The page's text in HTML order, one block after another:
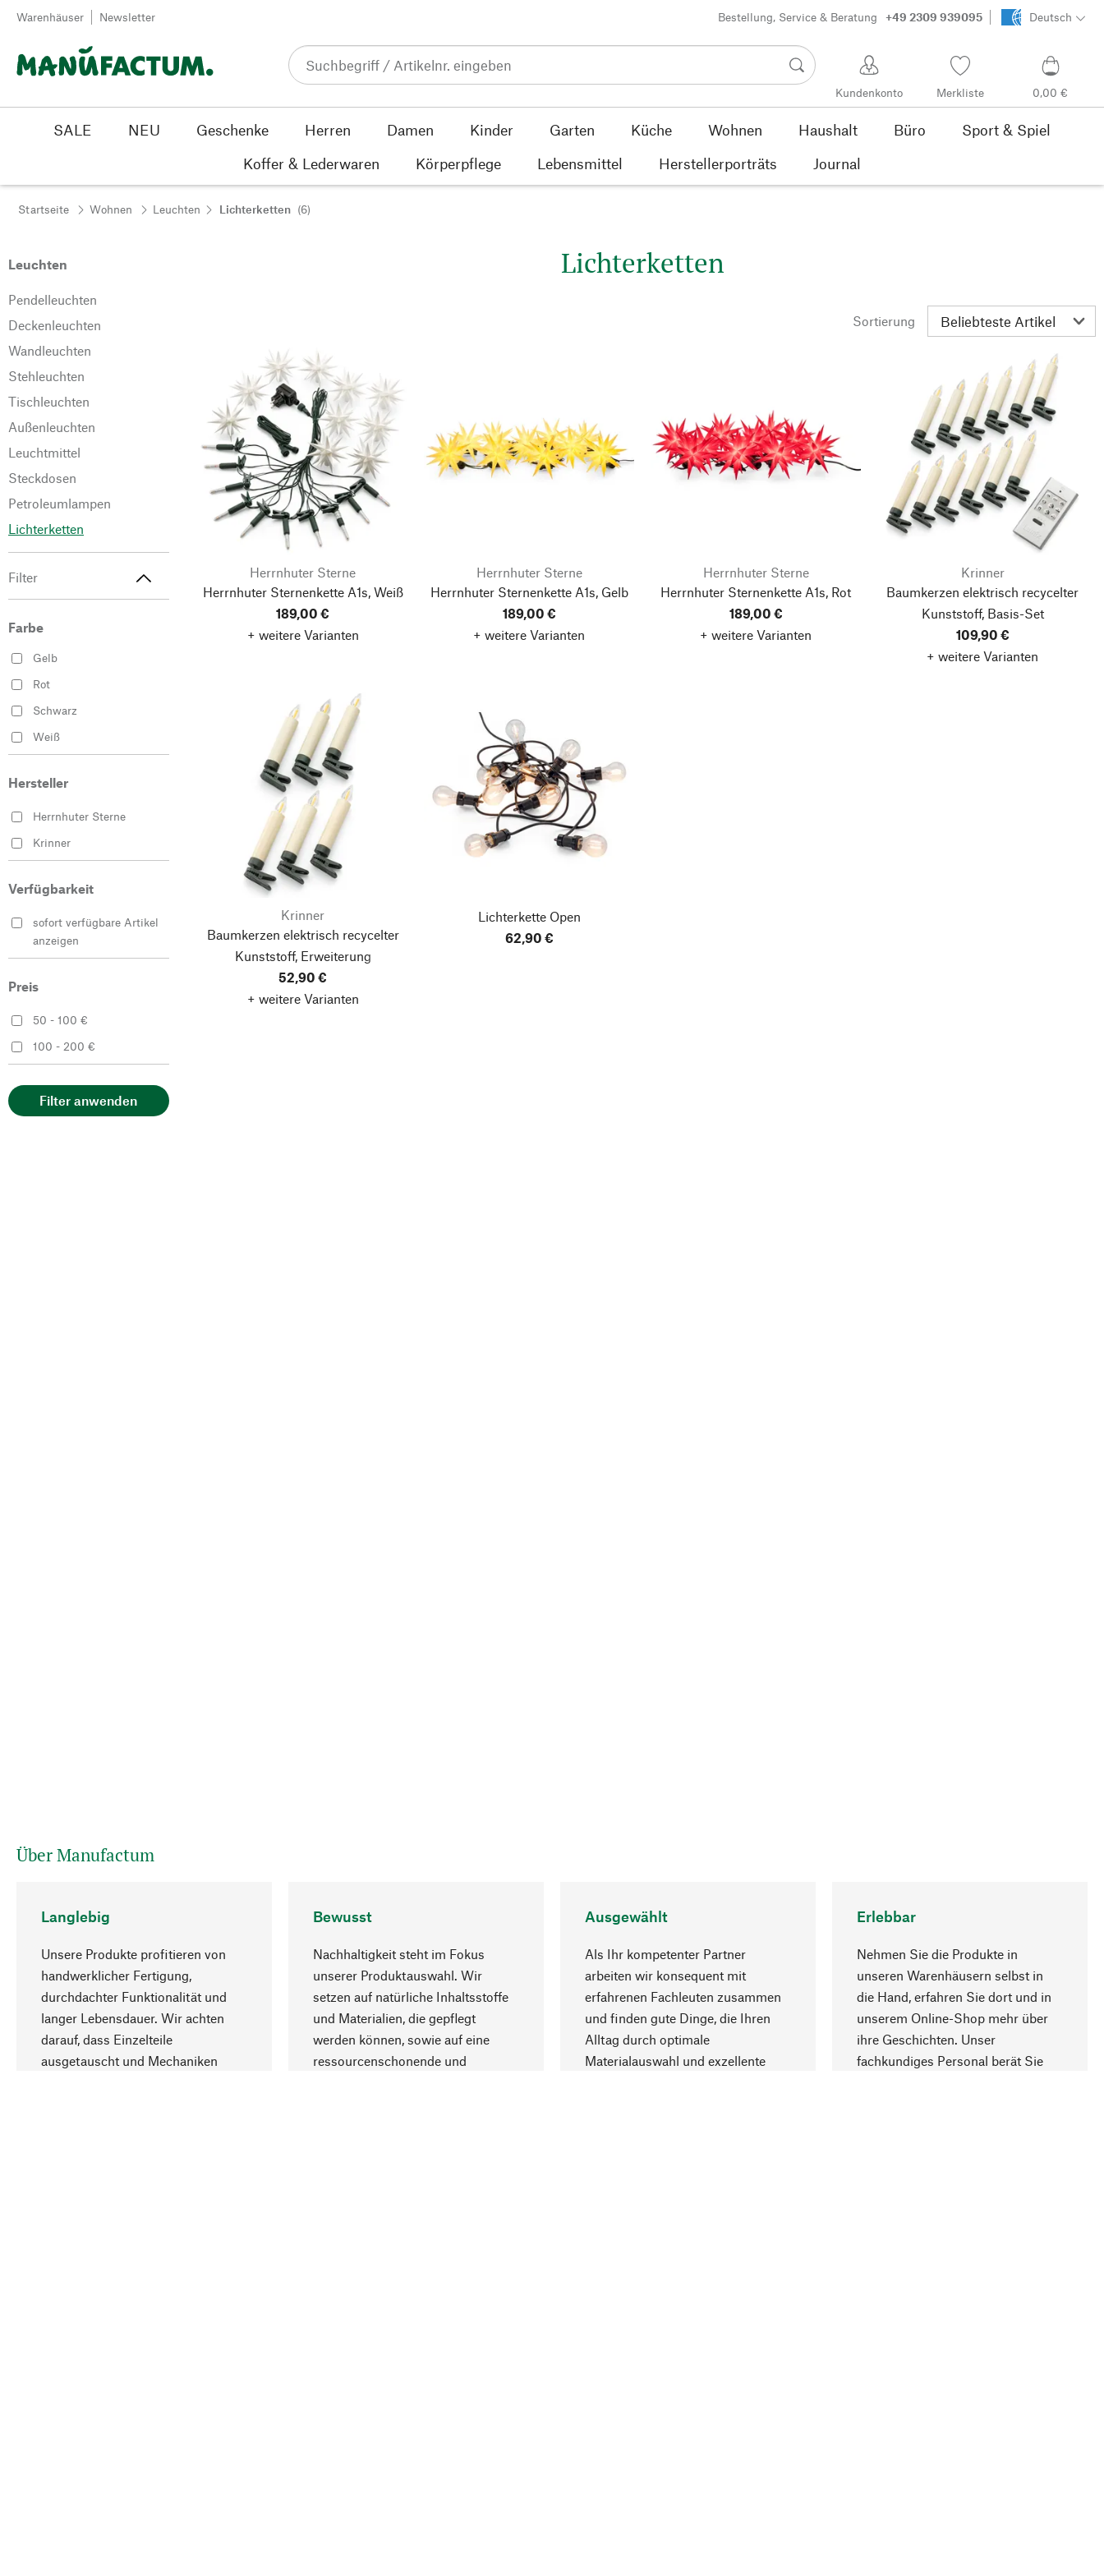
Zum Inhalt springen
Warenhäuser Newsletter Bestellung, Service & Beratung +49 2309 939095 Deutsch
Kundenkonto Merkliste 0,00 €
SALE NEU Geschenke Herren Damen Kinder Garten Küche Wohnen Haushalt Büro
Sport & Spiel
Koffer & Lederwaren
Körperpflege Lebensmittel Herstellerporträts Journal
Startseite Wohnen Leuchten Lichterketten (6)
Leuchten
Pendelleuchten
Deckenleuchten
Wandleuchten
Stehleuchten
Tischleuchten
Außenleuchten
Leuchtmittel
Steckdosen
Petroleumlampen
Lichterketten
Filter
Farbe
Gelb
Rot
Schwarz
Weiß
Hersteller
Herrnhuter Sterne
Krinner
Verfügbarkeit
sofort verfügbare Artikel
anzeigen
Preis
50 - 100 €
100 - 200 €
Filter anwenden
Lichterketten
Sortierung
Herrnhuter Sterne
Herrnhuter Sternenkette A1s, Weiß
189,00 €
+ weitere Varianten
Herrnhuter Sterne
Herrnhuter Sternenkette A1s, Gelb
189,00 €
+ weitere Varianten
Herrnhuter Sterne
Herrnhuter Sternenkette A1s, Rot
189,00 €
+ weitere Varianten
Krinner
Baumkerzen elektrisch recycelter
Kunststoff, Basis-Set
109,90 €
+ weitere Varianten
Krinner
Baumkerzen elektrisch recycelter
Kunststoff, Erweiterung
52,90 €
+ weitere Varianten
Lichterkette Open
62,90 €
Über Manufactum
Langlebig
Unsere Produkte profitieren von
handwerklicher Fertigung,
durchdachter Funktionalität und
langer Lebensdauer. Wir achten
darauf, dass Einzelteile
ausgetauscht und Mechaniken
Bewusst
Nachhaltigkeit steht im Fokus
unserer Produktauswahl. Wir
setzen auf natürliche Inhaltsstoffe
und Materialien, die gepflegt
werden können, sowie auf eine
ressourcenschonende und
Ausgewählt
Als Ihr kompetenter Partner
arbeiten wir konsequent mit
erfahrenen Fachleuten zusammen
und finden gute Dinge, die Ihren
Alltag durch optimale
Materialauswahl und exzellente
Erlebbar
Nehmen Sie die Produkte in
unseren Warenhäusern selbst in
die Hand, erfahren Sie dort und in
unserem Online-Shop mehr über
ihre Geschichten. Unser
fachkundiges Personal berät Sie